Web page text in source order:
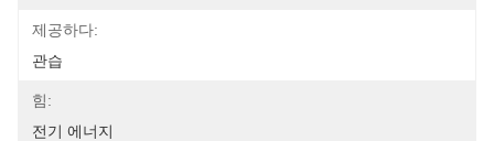
제공하다:
관습
힘:
전기 에너지